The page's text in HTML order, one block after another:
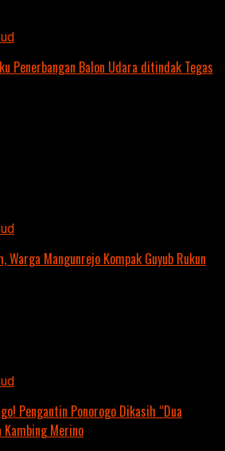
Penerbangan Balon Udara ditindak Tegas
Warga Mangunrejo Kompak Guyub Rukun
Pengantin Ponorogo Dikasih “Dua
Kambing Merino